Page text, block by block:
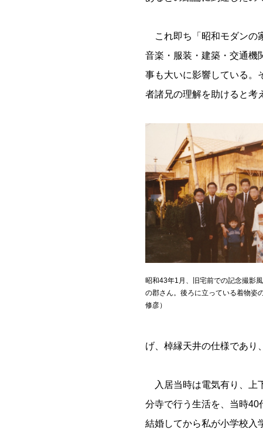
これ即ち「昭和モダンの
音楽・服装・建築・交通機
事も大いに影響している。
者諸兄の理解を助けると考
昭和43年1月、旧宅前での記念撮影
の郡さん。後ろに立っている着物姿
修彦）
げ、棹縁天井の仕様であり
入居当時は電気有り、上
分寺で行う生活を、当時40
結婚してから私が小学校入